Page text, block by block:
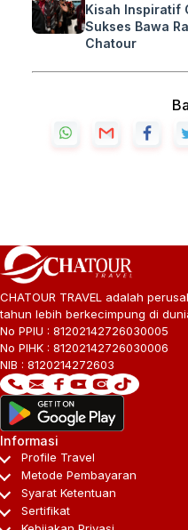
Kisah Inspiratif
Sukses Bawa
Chatour
CHATOUR TRAVEL adalah
tahun lebih berkecimpung di
No PPIU : 81202142726030005
No PIHK : 81202142726030006
NIB : 8120214272603
Informasi
Profile Travel
Metode Pembayaran
Syarat Ketentuan
Sertifikat